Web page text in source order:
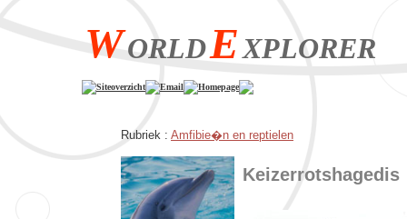
WORLDEXPLORER
Siteoverzicht Email Homepage
Rubriek : Amfibie�n en reptielen
Keizerrotshagedis